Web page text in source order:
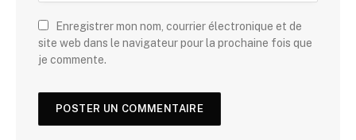
Enregistrer mon nom, courrier électronique et de
site web dans le navigateur pour la prochaine fois que
je commente.